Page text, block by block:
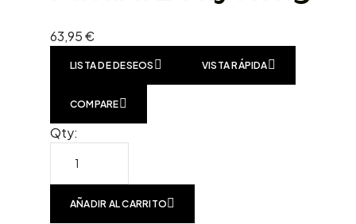
63,95€
LISTA DE DESEOS VISTA RÁPIDA
COMPARE
Qty:
AÑADIR AL CARRITO